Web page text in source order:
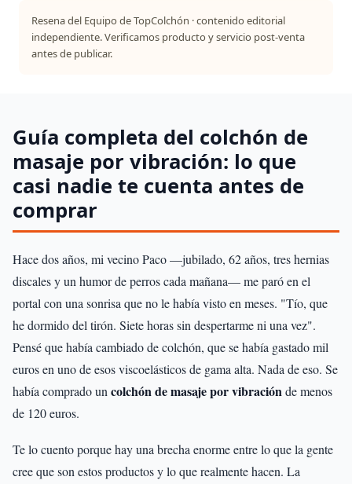
Resena del Equipo de TopColchón · contenido editorial
independiente. Verificamos producto y servicio post-venta
antes de publicar.
Guía completa del colchón de
masaje por vibración: lo que
casi nadie te cuenta antes de
comprar
Hace dos años, mi vecino Paco —jubilado, 62 años, tres hernias
discales y un humor de perros cada mañana— me paró en el
portal con una sonrisa que no le había visto en meses. "Tío, que
he dormido del tirón. Siete horas sin despertarme ni una vez".
Pensé que había cambiado de colchón, que se había gastado mil
euros en uno de esos viscoelásticos de gama alta. Nada de eso. Se
había comprado un colchón de masaje por vibraciónde menos
de 120 euros.
Te lo cuento porque hay una brecha enorme entre lo que la gente
cree que son estos productos y lo que realmente hacen. La